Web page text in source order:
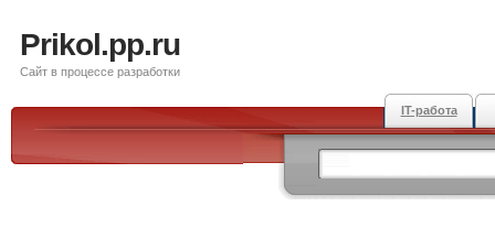
Prikol.pp.ru
Сайт в процессе разработки
IT-работа